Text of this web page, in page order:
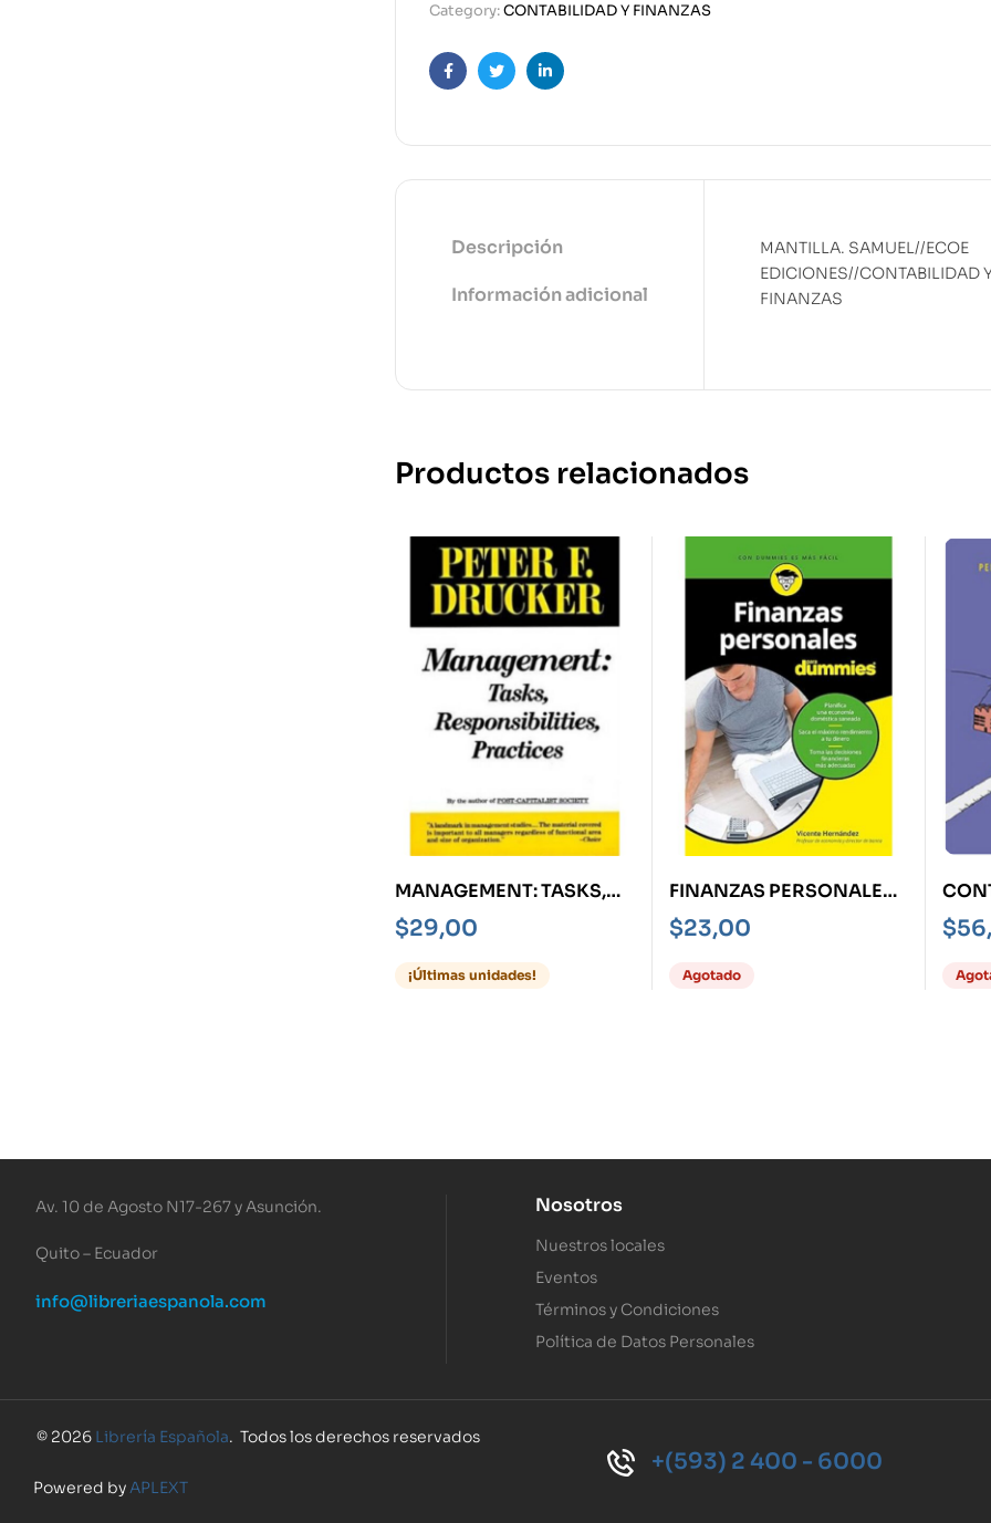
Category:CONTABILIDAD Y FINANZAS
FacebookTwitterLinkedin
Descripción
Información adicional
MANTILLA. SAMUEL//ECOE
EDICIONES//CONTABILIDAD
FINANZAS
Productos relacionados
MANAGEMENT: TASKS,
RESPONSABILITIES,
PRACTICES
$29,00
¡Últimas unidades!
FINANZAS PERSONALES
PARA DUMMIES
$23,00
Agotado
$
Av. 10 de Agosto N17-267 y Asunción.
Quito – Ecuador
info@libreriaespanola.com
Nosotros
Nuestros locales
Eventos
Términos y Condiciones
Política de Datos Personales
© 2026 Librería Española. Todos los derechos reservados
Powered by APLEXT
+(593) 2 400 - 6000